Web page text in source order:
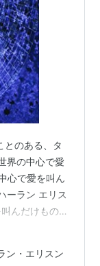
とのある、タ
界の中心で愛
心で愛を叫ん
ーラン エリス
んだけもの』
味が分から
感想を書い
ン・エリスン